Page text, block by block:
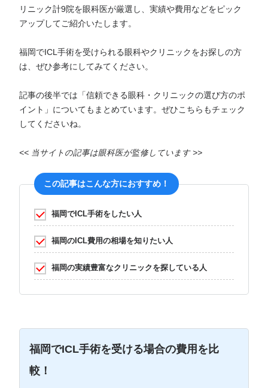
リニック計9院を眼科医が厳選し、実績や費用などをピック
アップしてご紹介いたします。
福岡でICL手術を受けられる眼科やクリニックをお探しの方
は、ぜひ参考にしてみてください。
記事の後半では「信頼できる眼科・クリニックの選び方のポ
イント」についてもまとめています。ぜひこちらもチェック
してくださいね。
<< 当サイトの記事は眼科医が監修しています >>
この記事はこんな方におすすめ！
福岡でICL手術をしたい人
福岡のICL費用の相場を知りたい人
福岡の実績豊富なクリニックを探している人
福岡でICL手術を受ける場合の費用を比
較！